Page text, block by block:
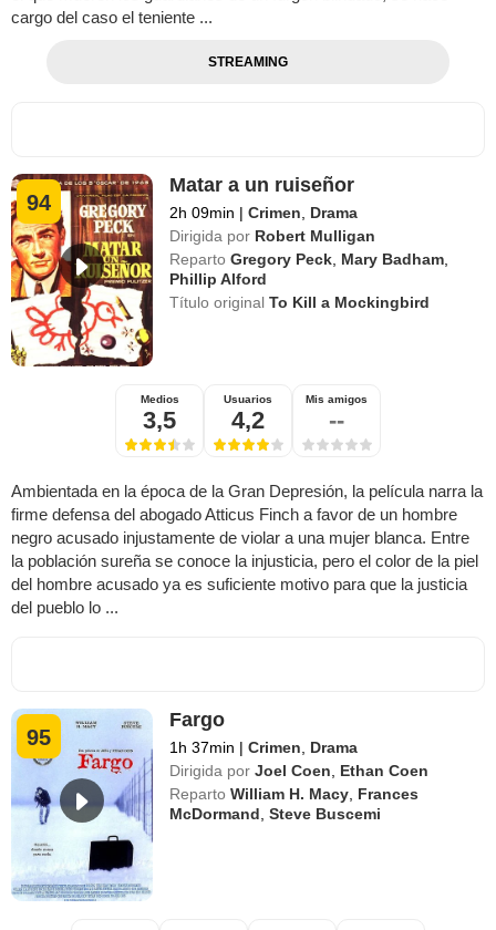
cargo del caso el teniente ...
STREAMING
94
Matar a un ruiseñor
2h 09min | Crimen
Drama
Dirigida por Robert Mulligan
Reparto Gregory Peck Mary Badham
Phillip Alford
Título originalTo Kill a Mockingbird
Medios
3,5
Usuarios
4,2
Mis amigos
--
Ambientada en la época de la Gran Depresión, la película narra la
firme defensa del abogado Atticus Finch a favor de un hombre
negro acusado injustamente de violar a una mujer blanca. Entre
la población sureña se conoce la injusticia, pero el color de la piel
del hombre acusado ya es suficiente motivo para que la justicia
del pueblo lo ...
95
Fargo
1h 37min | Crimen
Drama
Dirigida por Joel Coen
Ethan Coen
Reparto William H. Macy Frances
McDormand ,Steve Buscemi